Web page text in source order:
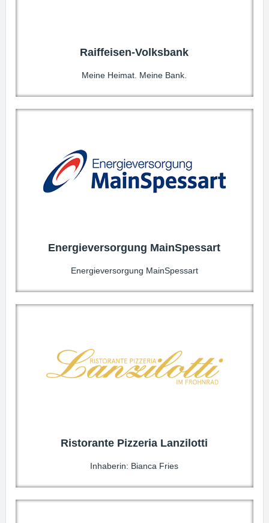
Raiffeisen-Volksbank
Meine Heimat. Meine Bank.
Energieversorgung MainSpessart
Energieversorgung MainSpessart
Ristorante Pizzeria Lanzilotti
Inhaberin: Bianca Fries